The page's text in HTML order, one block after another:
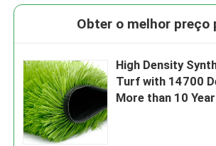
Obter o melhor preço
High Density
Turf with 14700
More than 10